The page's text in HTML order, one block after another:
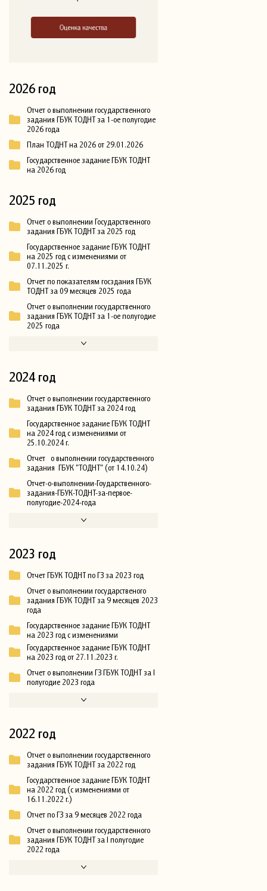
2026 год
Отчет о выполнении государственного
задания ГБУК ТОДНТ за 1-ое полугодие
2026 года
План ТОДНТ на 2026 от 29.01.2026
Государственное задание ГБУК ТОДНТ
на 2026 год
2025 год
Отчет о выполнении Государственного
задания ГБУК ТОДНТ за 2025 год
Государственное задание ГБУК ТОДНТ
на 2025 год с изменениями от
07.11.2025 г.
Отчет по показателям госздания ГБУК
ТОДНТ за 09 месяцев 2025 года
Отчет о выполнении государственного
задания ГБУК ТОДНТ за 1-ое полугодие
2025 года
2024 год
Отчет о выполнении государственного
задания ГБУК ТОДНТ за 2024 год
Государственное задание ГБУК ТОДНТ
на 2024 год с изменениями от
25.10.2024 г.
Отчет о выполнении государственного
задания ГБУК "ТОДНТ" (от 14.10.24)
Отчет-о-выполнении-Гоударственного-
задания-ГБУК-ТОДНТ-за-первое-
полугодие-2024-года
2023 год
Отчет ГБУК ТОДНТ по ГЗ за 2023 год
Отчет о выполнении государственого
задания ГБУК ТОДНТ за 9 месяцев 2023
года
Государственное задание ГБУК ТОДНТ
на 2023 год с изменениями
Государственное задание ГБУК ТОДНТ
на 2023 год от 27.11.2023 г.
Отчет о выполнении ГЗ ГБУК ТОДНТ за I
полугодие 2023 года
2022 год
Отчет о выполнении государственного
задания ГБУК ТОДНТ за 2022 год
Государственное задание ГБУК ТОДНТ
на 2022 год (с изменениями от
16.11.2022 г.)
Отчет по ГЗ за 9 месяцев 2022 года
Отчет о выполнении государственного
задания ГБУК ТОДНТ за I полугодие
2022 года